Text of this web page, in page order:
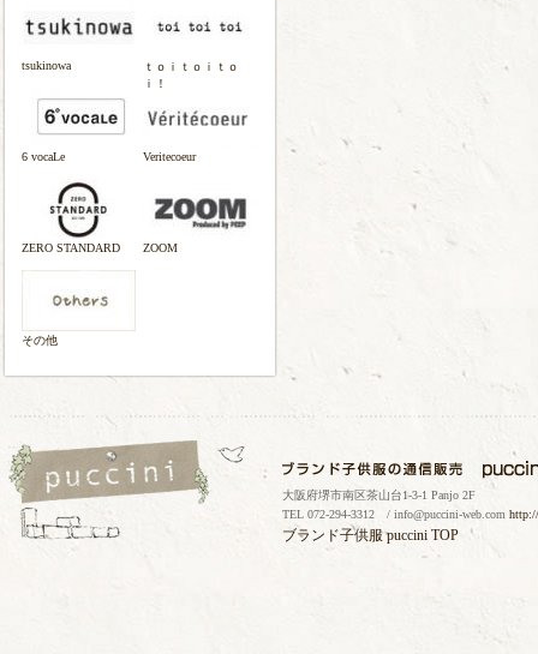
tsukinowa
ｔｏｉｔｏｉｔｏ
ｉ！
6 vocaLe Veritecoeur
ZERO STANDARD ZOOM
その他
大阪府堺市南区茶山台1-3-1 Panjo 2F
TEL 072-294-3312 / info@puccini-web.com
ブランド子供服puccini TOP